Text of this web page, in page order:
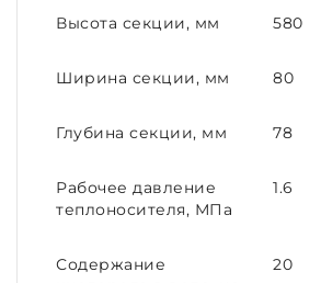
Высота секции, мм 580
Ширина секции, мм 80
Глубина секции, мм 78
Рабочее давление
теплоносителя, МПа
1.6
Содержание
20